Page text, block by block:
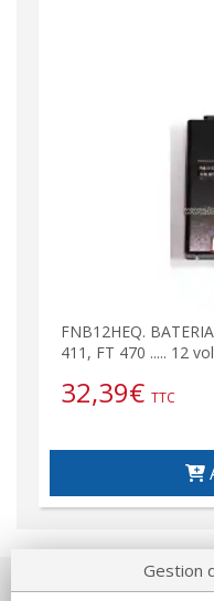
FNB12HEQ.
411, FT 470 ..... 12
32,39€ TTC
Gestion